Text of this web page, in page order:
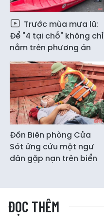
Trước mùa mưa lũ:
Để "4 tại chỗ" không chỉ
nằm trên phương án
Đồn Biên phòng Cửa
Sót ứng cứu một ngư
dân gặp nạn trên biển
ĐỌC THÊM